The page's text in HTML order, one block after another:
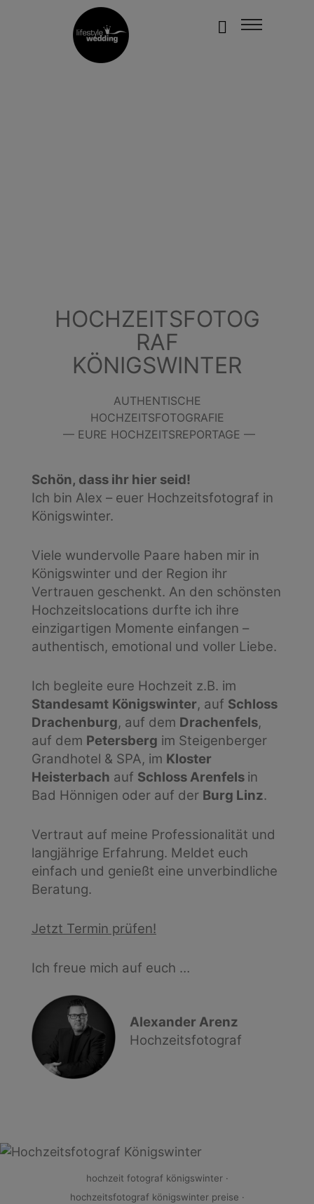
HOCHZEITSFOTOG
RAF
KÖNIGSWINTER
AUTHENTISCHE
HOCHZEITSFOTOGRAFIE
— EURE HOCHZEITSREPORTAGE —
Schön, dass ihr hier seid!
Ich bin Alex – euer Hochzeitsfotograf in
Königswinter.
Viele wundervolle Paare haben mir in
Königswinter und der Region ihr
Vertrauen geschenkt. An den schönsten
Hochzeitslocations durfte ich ihre
einzigartigen Momente einfangen –
authentisch, emotional und voller Liebe.
Ich begleite eure Hochzeit z.B. im
Standesamt Königswinter, auf Schloss
Drachenburg, auf dem Drachenfels,
auf dem Petersberg im Steigenberger
Grandhotel & SPA, im Kloster
Heisterbach auf SchlossArenfels in
Bad Hönnigen oder auf der Burg Linz.
Vertraut auf meine Professionalität und
langjährige Erfahrung. Meldet euch
einfach und genießt eine unverbindliche
Beratung.
Jetzt Termin prüfen!
Ich freue mich auf euch …
Alexander Arenz
Hochzeitsfotograf
hochzeit fotograf königswinter ·
hochzeitsfotograf königswinter preise ·